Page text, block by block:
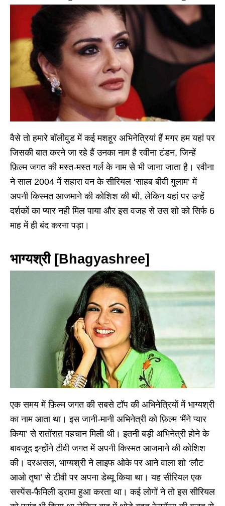
वैसे तो हमारे बॉलीवुड में कई मशहूर अभिनेत्रियां हैं मगर हम यहां पर
जिसकी बात करने जा रहे हैं उनका नाम है रवीना टंडन, जिन्हें
फ़िल्म जगत की मस्त-मस्त गर्ल के नाम से भी जाना जाता है। रवीना
ने साल 2004 में सहारा वन के सीरियल ‘साहब बीवी गुलाम’ में
अपनी किस्मत आजमाने की कोशिश की थी, लेकिन यहां पर उन्हें
दर्शकों का प्यार नही मिल पाया और इस वजह से उस शो को सिर्फ 6
माह में ही बंद करना पड़ा।
भाग्यश्री [Bhagyashree]
एक समय में फ़िल्म जगत की सबसे टॉप की अभिनेत्रियों में भाग्यश्री
का नाम आता था। इस जानी-मानी अभिनेत्री को फ़िल्म ‘मैंने प्यार
किया’ से रातोंरात पहचान मिली थी। इतनी बड़ी अभिनेत्री होने के
बावजूद इन्होंने टीवी जगत में अपनी किस्मत आजमाने की कोशिश
की। दरअसल, भाग्यश्री ने लाइफ ओके पर आने वाला शो ‘लौट
आओ तृषा’ से टीवी पर अपना डेब्यू किया था। यह सीरियल एक
सस्पेंस-फैमिली ड्रामा हुआ करता था। कई लोगों ने तो इस सीरियल